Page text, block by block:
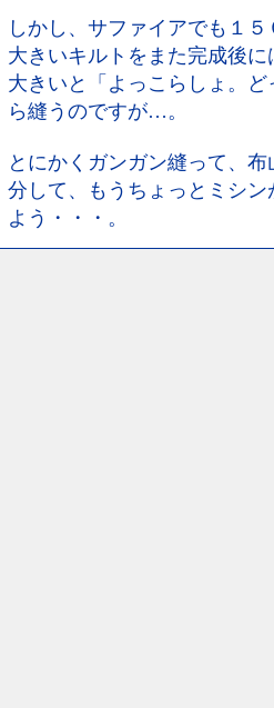
しかし、サファイアでも１
大きいキルトをまた完成後
大きいと「よっこらしょ。
ら縫うのですが…。
とにかくガンガン縫って、
分して、もうちょっとミシ
よう・・・。